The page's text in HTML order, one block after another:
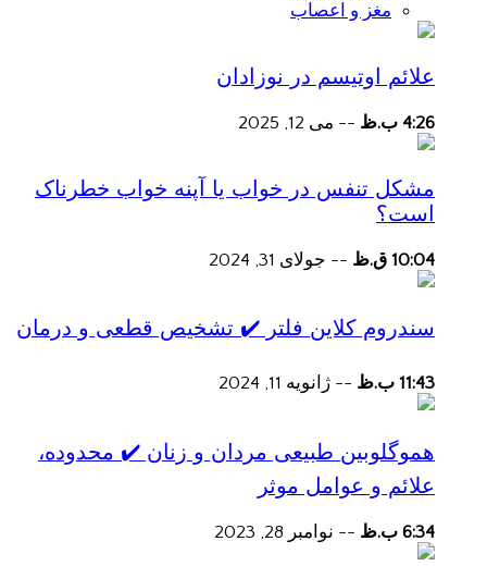
مغز و اعصاب
علائم اوتیسم در نوزادان
4:26 ب.ظ -- می 12, 2025
مشکل تنفس در خواب یا آپنه خواب خطرناک
است؟
10:04 ق.ظ -- جولای 31, 2024
سندروم کلاین فلتر ✔️ تشخیص قطعی و درمان
11:43 ب.ظ -- ژانویه 11, 2024
هموگلوبین طبیعی مردان و زنان ✔️ محدوده،
علائم و عوامل موثر
6:34 ب.ظ -- نوامبر 28, 2023